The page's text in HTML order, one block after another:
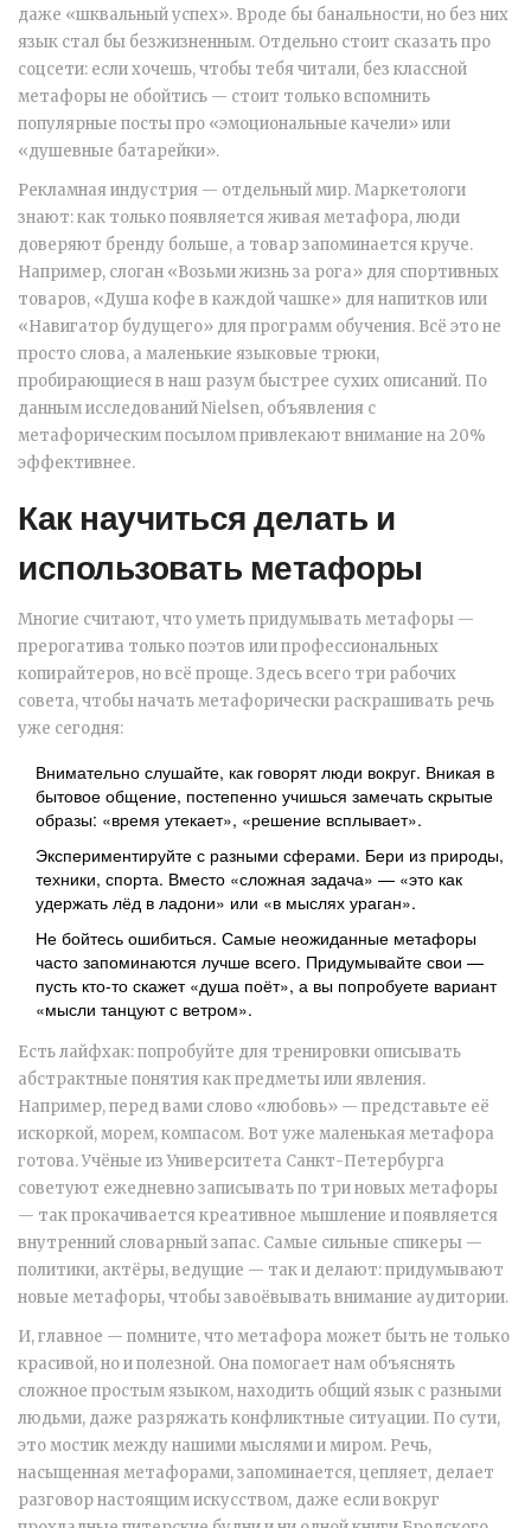
даже «шквальный успех». Вроде бы банальности, но без них
язык стал бы безжизненным. Отдельно стоит сказать про
соцсети: если хочешь, чтобы тебя читали, без классной
метафоры не обойтись — стоит только вспомнить
популярные посты про «эмоциональные качели» или
«душевные батарейки».
Рекламная индустрия — отдельный мир. Маркетологи
знают: как только появляется живая метафора, люди
доверяют бренду больше, а товар запоминается круче.
Например, слоган «Возьми жизнь за рога» для спортивных
товаров, «Душа кофе в каждой чашке» для напитков или
«Навигатор будущего» для программ обучения. Всё это не
просто слова, а маленькие языковые трюки,
пробирающиеся в наш разум быстрее сухих описаний. По
данным исследований Nielsen, объявления с
метафорическим посылом привлекают внимание на 20%
эффективнее.
Как научиться делать и
использовать метафоры
Многие считают, что уметь придумывать метафоры —
прерогатива только поэтов или профессиональных
копирайтеров, но всё проще. Здесь всего три рабочих
совета, чтобы начать метафорически раскрашивать речь
уже сегодня:
Внимательно слушайте, как говорят люди вокруг. Вникая в
бытовое общение, постепенно учишься замечать скрытые
образы: «время утекает», «решение всплывает».
Экспериментируйте с разными сферами. Бери из природы,
техники, спорта. Вместо «сложная задача» — «это как
удержать лёд в ладони» или «в мыслях ураган».
Не бойтесь ошибиться. Самые неожиданные метафоры
часто запоминаются лучше всего. Придумывайте свои —
пусть кто-то скажет «душа поёт», а вы попробуете вариант
«мысли танцуют с ветром».
Есть лайфхак: попробуйте для тренировки описывать
абстрактные понятия как предметы или явления.
Например, перед вами слово «любовь» — представьте её
искоркой, морем, компасом. Вот уже маленькая метафора
готова. Учёные из Университета Санкт-Петербурга
советуют ежедневно записывать по три новых метафоры
— так прокачивается креативное мышление и появляется
внутренний словарный запас. Самые сильные спикеры —
политики, актёры, ведущие — так и делают: придумывают
новые метафоры, чтобы завоёвывать внимание аудитории.
И, главное — помните, что метафора может быть не только
красивой, но и полезной. Она помогает нам объяснять
сложное простым языком, находить общий язык с разными
людьми, даже разряжать конфликтные ситуации. По сути,
это мостик между нашими мыслями и миром. Речь,
насыщенная метафорами, запоминается, цепляет, делает
разговор настоящим искусством, даже если вокруг